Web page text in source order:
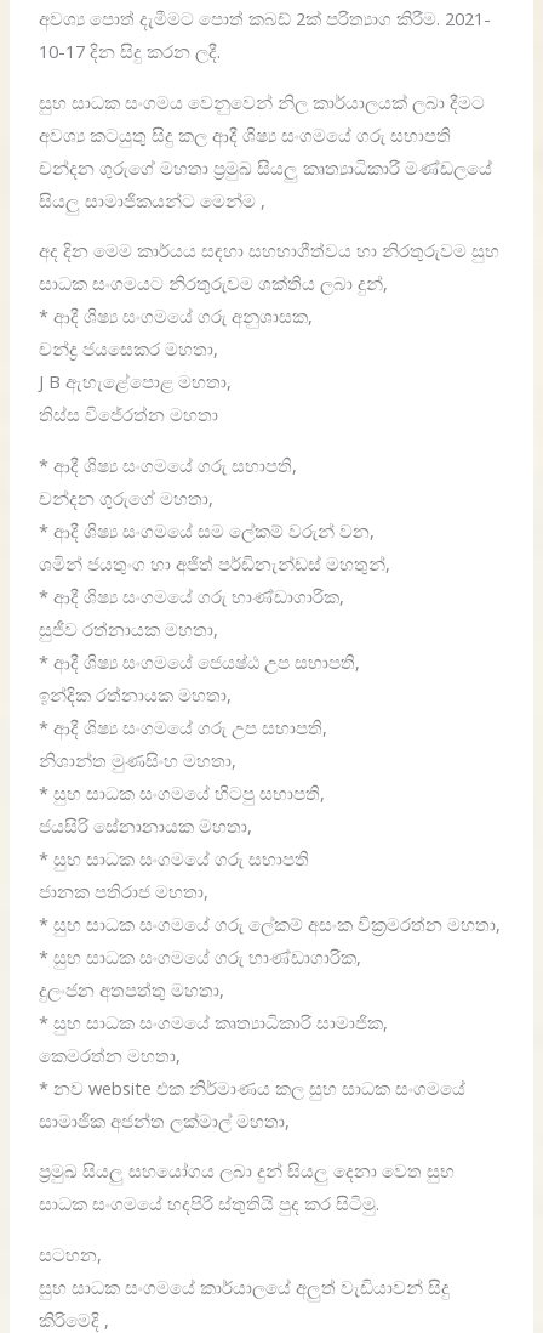
අවශ්‍ය පොත් දැමීමට පොත් කබඩ් 2ක් පරිත්‍යාග කිරීම. 2021-
10-17 දින සිදු කරන ලදී.
සුභ සාධක සංගමය වෙනුවෙන් නිල කාර්යාලයක් ලබා දීමට
අවශ්‍ය කටයුතු සිදු කල ආදී ශිෂ්‍ය සංගමයේ ගරු සභාපති
චන්දන ගුරුගේ මහතා ප්‍රමුඛ සියලු කෘත්‍යාධිකාරී මණ්ඩලයේ
සියලු සාමාජිකයන්ට මෙන්ම ,
අද දින මෙම කාර්යය සඳහා සහභාගීත්වය හා නිරතුරුවම සුභ
සාධක සංගමයට නිරතුරුවම ශක්තිය ලබා දුන්,
* ආදී ශිෂ්‍ය සංගමයේ ගරු අනුශාසක,
චන්ද්‍ර ජයසෙකර මහතා,
J B ඇහැළේපොළ මහතා,
තිස්ස විජේරත්න මහතා
* ආදී ශිෂ්‍ය සංගමයේ ගරු සභාපති,
චන්දන ගුරුගේ මහතා,
* ආදී ශිෂ්‍ය සංගමයේ සම ලේකම් වරුන් වන,
ශමින් ජයතුංග හා අජිත් පර්ඩිනැන්ඩස් මහතුන්,
* ආදී ශිෂ්‍ය සංගමයේ ගරු භාණ්ඩාගාරික,
සුජීව රත්නායක මහතා,
* ආදී ශිෂ්‍ය සංගමයේ ජෙයෂ්ඨ උප සභාපති,
ඉන්දික රත්නායක මහතා,
* ආදී ශිෂ්‍ය සංගමයේ ගරු උප සභාපති,
නිශාන්ත මුණසිංහ මහතා,
* සුභ සාධක සංගමයේ හිටපු සභාපති,
ජයසිරි සේනානායක මහතා,
* සුභ සාධක සංගමයේ ගරු සභාපති
ජානක පතිරාජ මහතා,
* සුභ සාධක සංගමයේ ගරු ලේකම් අසංක වික්‍රමරත්න මහතා,
* සුභ සාධක සංගමයේ ගරු භාණ්ඩාගාරික,
දුලංජන අතපත්තු මහතා,
* සුභ සාධක සංගමයේ කෘත්‍යාධිකාරි සාමාජික,
කෙමරත්න මහතා,
* නව website එක නිර්මාණය කල සුභ සාධක සංගමයේ
සාමාජික අජන්ත ලක්මාල් මහතා,
ප්‍රමුඛ සියලු සහයෝගය ලබා දුන් සියලු දෙනා වෙත සුභ
සාධක සංගමයේ හදපිරි ස්තුතියි පුද කර සිටිමු.
සටහන,
සුභ සාධක සංගමයේ කාර්යාලයේ අලුත් වැඩියාවන් සිදු
කිරිමෙදි ,